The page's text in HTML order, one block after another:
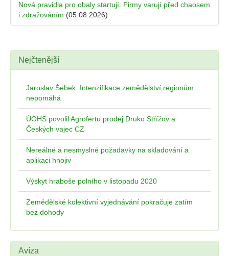
Nová pravidla pro obaly startují. Firmy varují před chaosem
i zdražováním (05.08.2026)
Nejčtenější
Jaroslav Šebek: Intenzifikace zemědělství regionům
nepomáhá
ÚOHS povolil Agrofertu prodej Druko Střížov a
Českých vajec CZ
Nereálné a nesmyslné požadavky na skladování a
aplikaci hnojiv
Výskyt hraboše polního v listopadu 2020
Zemědělské kolektivní vyjednávání pokračuje zatím
bez dohody
Avíza